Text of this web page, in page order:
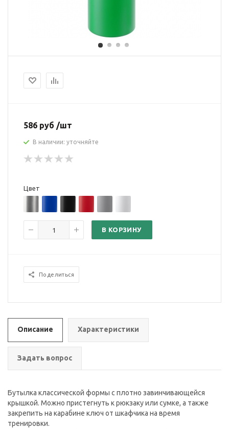
586 руб /шт
В наличии: уточняйте
Цвет
В КОРЗИНУ
Поделиться
Описание Характеристики
Задать вопрос
Бутылка классической формы с плотно завинчивающейся
крышкой. Можно пристегнуть к рюкзаку или сумке, а также
закрепить на карабине ключ от шкафчика на время
тренировки.